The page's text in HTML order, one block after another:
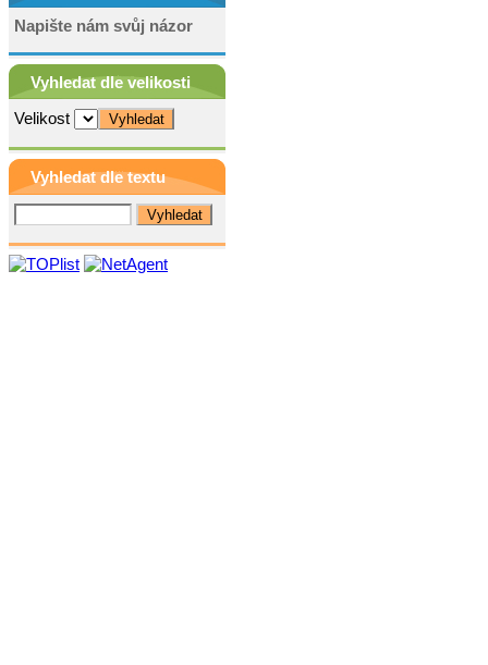
Napište nám svůj názor
Vyhledat dle velikosti
Velikost
Vyhledat dle textu